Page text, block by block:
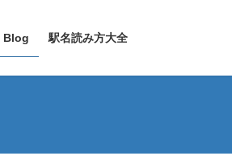
Blog 駅名読み方大全